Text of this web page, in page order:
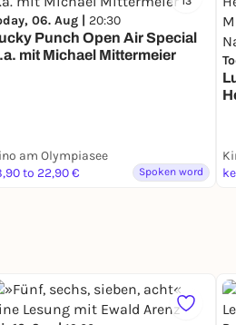
06. Aug | 20:30
Punch Open Air Special
mit Michael Mittermeier
am Olympiasee
to 22,90 €
Spoken word